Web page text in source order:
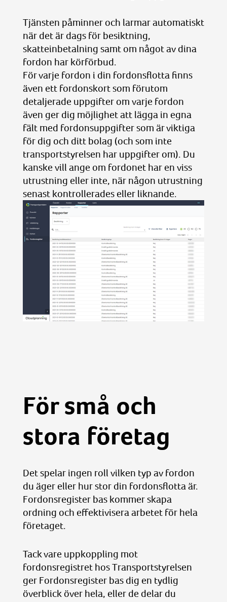
Tjänsten påminner och larmar automatiskt
när det är dags för besiktning,
skatteinbetalning samt om något av dina
fordon har körförbud.
För varje fordon i din fordonsflotta finns
även ett fordonskort som förutom
detaljerade uppgifter om varje fordon
även ger dig möjlighet att lägga in egna
fält med fordonsuppgifter som är viktiga
för dig och ditt bolag (och som inte
transportstyrelsen har uppgifter om). Du
kanske vill ange om fordonet har en viss
utrustning eller inte, när någon utrustning
senast kontrollerades eller liknande.
För små och
stora företag
Det spelar ingen roll vilken typ av fordon
du äger eller hur stor din fordonsflotta är.
Fordonsregister bas kommer skapa
ordning och effektivisera arbetet för hela
företaget.
Tack vare uppkoppling mot
fordonsregistret hos Transportstyrelsen
ger Fordonsregister bas dig en tydlig
överblick över hela, eller de delar du